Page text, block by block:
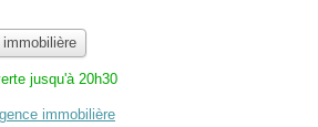
jusqu'à 20h30
immobilière